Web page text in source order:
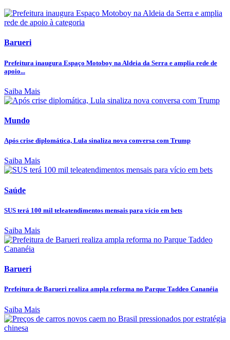
Barueri
Prefeitura inaugura Espaço Motoboy na Aldeia da Serra e amplia rede de
apoio...
Saiba Mais
Mundo
Após crise diplomática, Lula sinaliza nova conversa com Trump
Saiba Mais
Saúde
SUS terá 100 mil teleatendimentos mensais para vício em bets
Saiba Mais
Barueri
Prefeitura de Barueri realiza ampla reforma no Parque Taddeo Cananéia
Saiba Mais